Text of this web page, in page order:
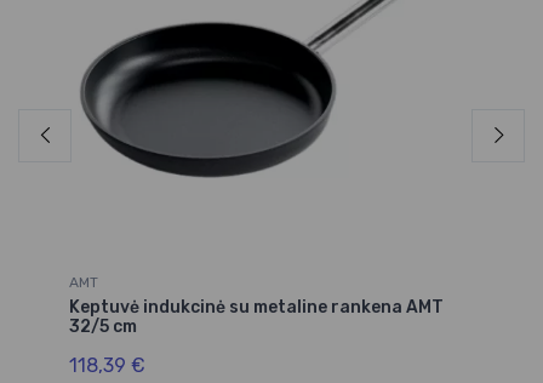
AMT
Keptuvė indukcinė su metaline rankena AMT
32/5 cm
118,39 €